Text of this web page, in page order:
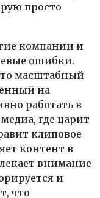
просто
компании и
ошибки.
масштабный
на
работать в
где царит
клиповое
контент в
внимание
и
что